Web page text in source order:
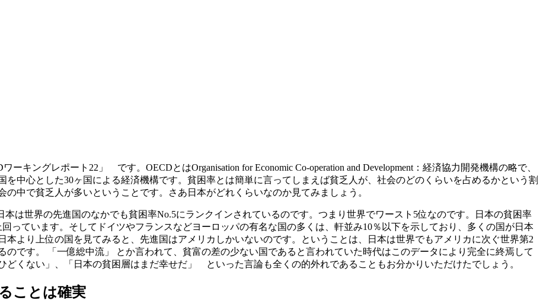
キングレポート22」 です。OECDとはOrganisation for Economic Co-operation and Development：経済協力開発機構の略で、
中心とした30ヶ国による経済機構です。貧困率とは簡単に言ってしまえば貧乏人が、社会のどのくらいを占めるかという割
中で貧乏人が多いということです。さあ日本がどれくらいなのか見てみましょう。
本は世界の先進国のなかでも貧困率No.5にランクインされているのです。つまり世界でワースト5位なのです。日本の貧困率
っています。そしてドイツやフランスなどヨーロッパの有名な国の多くは、軒並み10％以下を示しており、多くの国が日本
より上位の国を見てみると、先進国はアメリカしかいないのです。ということは、日本は世界でもアメリカに次ぐ世界第2
です。 「一億総中流」 とか言われて、貧富の差の少ない国であると言われていた時代はこのデータにより完全に終焉して
どくない」、「日本の貧困層はまだ幸せだ」 といった言論も全くの的外れであることもお分かりいただけたでしょう。
ことは確実